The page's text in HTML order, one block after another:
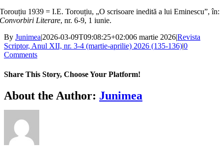
Torouțiu 1939 = I.E. Torouțiu, „O scrisoare inedită a lui Eminescu”, în:
Convorbiri Literare, nr. 6-9, 1 iunie.
By Junimea|2026-03-09T09:08:25+02:006 martie 2026|Revista
Scriptor, Anul XII, nr. 3-4 (martie-aprilie) 2026 (135-136)|0
Comments
Share This Story, Choose Your Platform!
Facebook
X
Bluesky
Reddit
LinkedIn
WhatsApp
Telegram
Tumblr
Xing
Email
Copy
Link
About the Author: Junimea